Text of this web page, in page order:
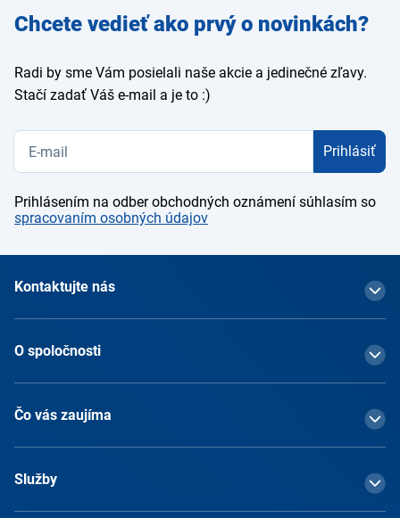
Zadajte
e-mail
Chcete vedieť ako prvý o novinkách?
Radi by sme Vám posielali naše akcie a jedinečné zľavy.
Stačí zadať Váš e-mail a je to :)
Prihlásiť
Prihlásením na odber obchodných oznámení súhlasím so
spracovaním osobných údajov
Kontaktujte nás
O spoločnosti
Čo vás zaujíma
Služby